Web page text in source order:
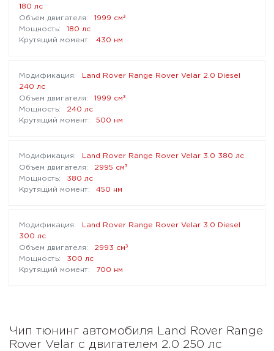
180 лс
1999 см³
180 лс
430 нм
Land Rover Range Rover Velar 2.0 Diesel
240 лс
1999 см³
240 лс
500 нм
Land Rover Range Rover Velar 3.0 380 лс
2995 см³
380 лс
450 нм
Land Rover Range Rover Velar 3.0 Diesel
300 лс
2993 см³
300 лс
700 нм
Чип тюнинг автомобиля Land Rover Range
Rover Velar с двигателем 2.0 250 лс